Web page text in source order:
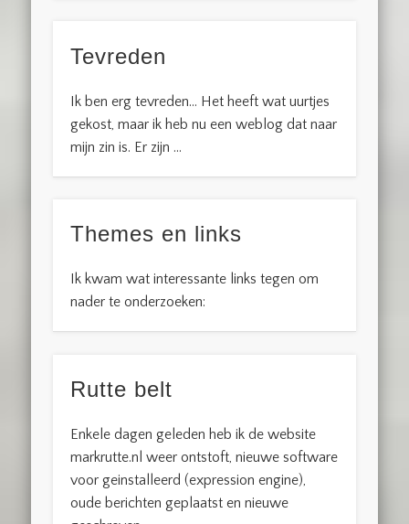
Tevreden
Ik ben erg tevreden… Het heeft wat uurtjes
gekost, maar ik heb nu een weblog dat naar
mijn zin is. Er zijn …
Themes en links
Ik kwam wat interessante links tegen om
nader te onderzoeken:
Rutte belt
Enkele dagen geleden heb ik de website
markrutte.nl weer ontstoft, nieuwe software
voor geinstalleerd (expression engine),
oude berichten geplaatst en nieuwe